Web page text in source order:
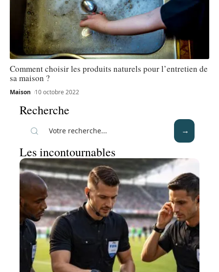
Comment choisir les produits naturels pour l’entretien de
sa maison ?
Maison 10 octobre 2022
Recherche
Les incontournables